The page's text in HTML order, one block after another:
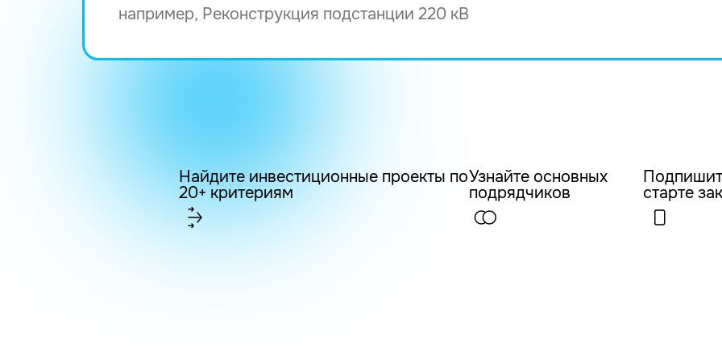
Найдите инвестиционные проекты по
20+ критериям
Узнайте основных
подрядчиков
старте